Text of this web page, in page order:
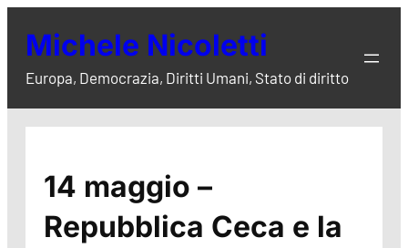
Michele Nicoletti
Europa, Democrazia, Diritti Umani, Stato di diritto
14 maggio –
Repubblica Ceca e la